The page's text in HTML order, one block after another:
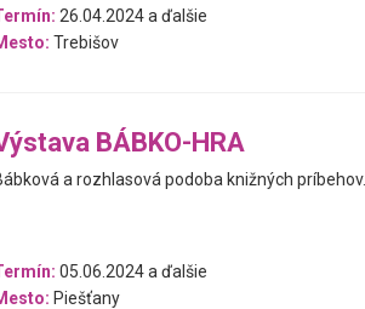
26.04.2024 a ďalšie
Trebišov
BÁBKO-HRA
a rozhlasová podoba knižných príbehov.
05.06.2024 a ďalšie
Piešťany